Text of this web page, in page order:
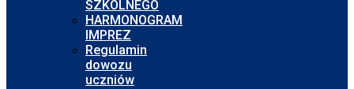
SZKOLNEGO
HARMONOGRAM
IMPREZ
Regulamin
dowozu
uczniów